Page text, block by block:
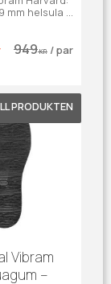
mm helsula i
949KR /par
Vibram
–
Lägg till